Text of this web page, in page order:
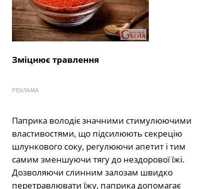
Зміцнює травлення
РЕКЛАМА
Паприка володіє значними стимулюючими
властивостями, що підсилюють секрецію
шлункового соку, регулюючи апетит і тим
самим зменшуючи тягу до нездорової їжі.
Дозволяючи слинним залозам швидко
перетравлювати їжу, паприка допомагає